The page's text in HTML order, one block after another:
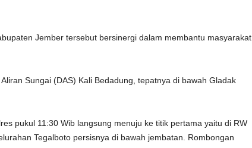
Jember tersebut bersinergi dalam membantu masyarakat
Sungai (DAS) Kali Bedadung, tepatnya di bawah Gladak
pukul 11:30 Wib langsung menuju ke titik pertama yaitu di RW
Tegalboto persisnya di bawah jembatan. Rombongan